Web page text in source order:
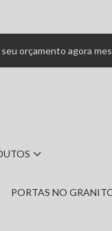
seu orçamento agora
PORTAS NO